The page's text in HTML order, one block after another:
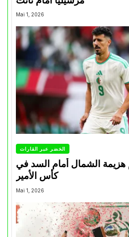
Mai 1, 2026
الخضر عبر القارات
الشمال أمام السد في
كأس الأمير
Mai 1, 2026